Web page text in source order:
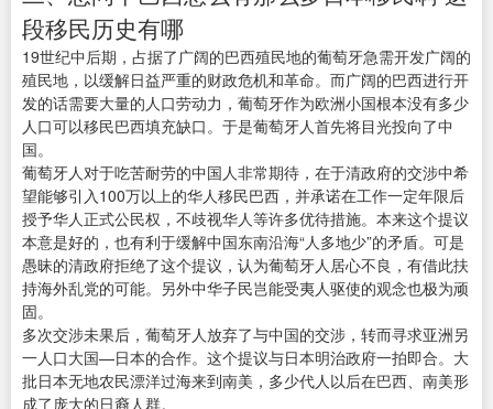
段移民历史有哪
19世纪中后期，占据了广阔的巴西殖民地的葡萄牙急需开发广阔的
殖民地，以缓解日益严重的财政危机和革命。而广阔的巴西进行开
发的话需要大量的人口劳动力，葡萄牙作为欧洲小国根本没有多少
人口可以移民巴西填充缺口。于是葡萄牙人首先将目光投向了中
国。
葡萄牙人对于吃苦耐劳的中国人非常期待，在于清政府的交涉中希
望能够引入100万以上的华人移民巴西，并承诺在工作一定年限后
授予华人正式公民权，不歧视华人等许多优待措施。本来这个提议
本意是好的，也有利于缓解中国东南沿海“人多地少”的矛盾。可是
愚昧的清政府拒绝了这个提议，认为葡萄牙人居心不良，有借此扶
持海外乱党的可能。另外中华子民岂能受夷人驱使的观念也极为顽
固。
多次交涉未果后，葡萄牙人放弃了与中国的交涉，转而寻求亚洲另
一人口大国—日本的合作。这个提议与日本明治政府一拍即合。大
批日本无地农民漂洋过海来到南美，多少代人以后在巴西、南美形
成了庞大的日裔人群。